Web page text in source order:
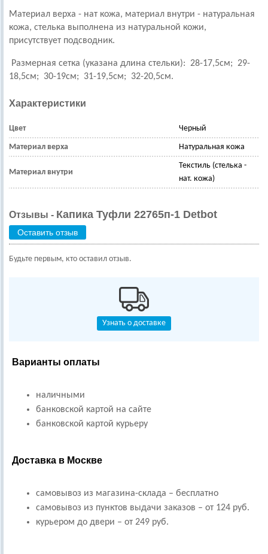
Материал верха - нат кожа, материал внутри - натуральная
кожа, стелька выполнена из натуральной кожи,
присутствует подсводник.
Размерная сетка (указана длина стельки): 28-17,5см; 29-
18,5см; 30-19см; 31-19,5см; 32-20,5см.
Характеристики
Цвет Черный
Материал верха Натуральная кожа
Материал внутри
Текстиль (стелька -
нат. кожа)
Отзывы - Капика Туфли 22765п-1 Detbot
Оставить отзыв
Будьте первым, кто оставил отзыв.
Узнать о доставке
Варианты оплаты
наличными
банковской картой на сайте
банковской картой курьеру
Доставка в Москве
самовывоз из магазина-склада – бесплатно
самовывоз из пунктов выдачи заказов – от 124 руб.
курьером до двери – от 249 руб.